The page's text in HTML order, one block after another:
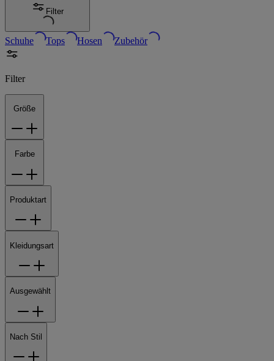
Filter
Schuhe Tops Hosen Zubehör
Filter
Größe
Farbe
Produktart
Kleidungsart
Ausgewählt
Nach Stil